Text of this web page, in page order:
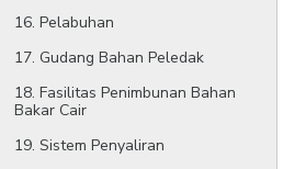
16. Pelabuhan
17. Gudang Bahan Peledak
18. Fasilitas Penimbunan Bahan
Bakar Cair
19. Sistem Penyaliran